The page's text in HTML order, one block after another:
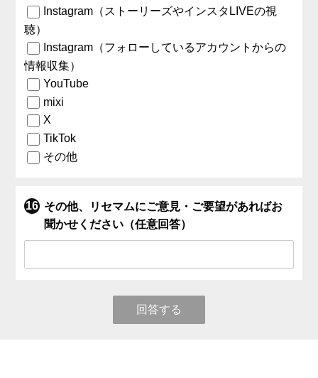
Instagram（ストーリーズやインスタLIVEの視
聴）
Instagram（フォローしているアカウントからの
情報収集）
YouTube
mixi
X
TikTok
その他
その他、リセマムにご意見・ご要望があればお
聞かせください（任意回答）
回答する